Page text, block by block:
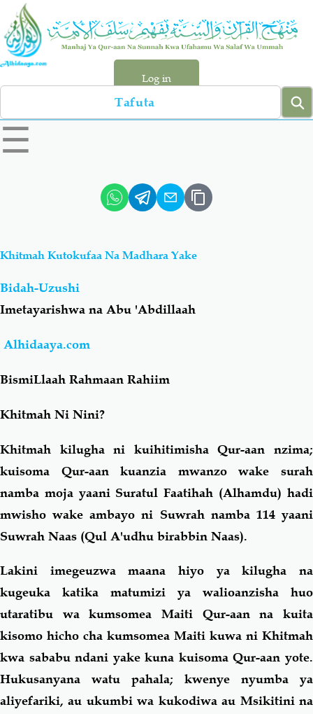
Skip
main
content
Log in
Search
left
sidebar
☰
Hadiyth
Shirki & Kufru Bid-'ah (Uzushi)
Salaf Wa Ummah
Akhlaaq-Aadaab Raqaaiq
Familia-Jamii Maswali-Majibu
Mapishi
Khitmah Kutokufaa Na Madhara Yake
Bidah-Uzushi
Imetayarishwa na Abu 'Abdillaah
Alhidaaya.com
BismiLlaah Rahmaan Rahiim
Khitmah Ni Nini?
Khitmah kilugha ni kuihitimisha Qur-aan nzima;
kuisoma Qur-aan kuanzia mwanzo wake surah
namba moja yaani Suratul Faatihah (Alhamdu) hadi
mwisho wake ambayo ni Suwrah namba 114 yaani
Suwrah Naas (Qul A'udhu birabbin Naas).
Lakini imegeuzwa maana hiyo ya kilugha na
kugeuka katika matumizi ya walioanzisha huo
utaratibu wa kumsomea Maiti Qur-aan na kuita
kisomo hicho cha kumsomea Maiti kuwa ni Khitmah
kwa sababu ndani yake kuna kuisoma Qur-aan yote.
Hukusanyana watu pahala; kwenye nyumba ya
aliyefariki, au ukumbi wa kukodiwa au Msikitini na